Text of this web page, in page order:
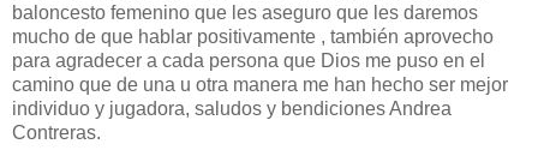
baloncesto femenino que les aseguro que les daremos
mucho de que hablar positivamente , también aprovecho
para agradecer a cada persona que Dios me puso en el
camino que de una u otra manera me han hecho ser mejor
individuo y jugadora, saludos y bendiciones Andrea
Contreras.